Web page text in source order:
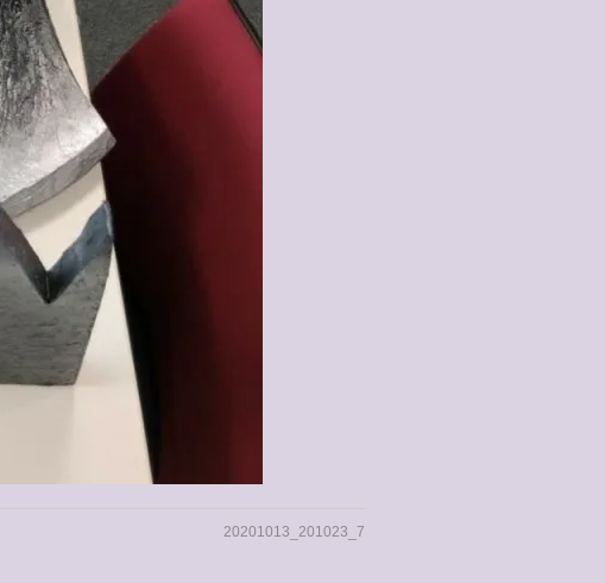
20201013_201023_7